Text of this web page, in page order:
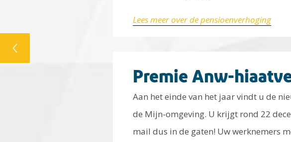
Lees meer over de pensioenverhoging
Premie Anw-
Aan het einde van het jaar vindt u de
de Mijn-omgeving. U krijgt rond 22
mail dus in de gaten! Uw werknemers